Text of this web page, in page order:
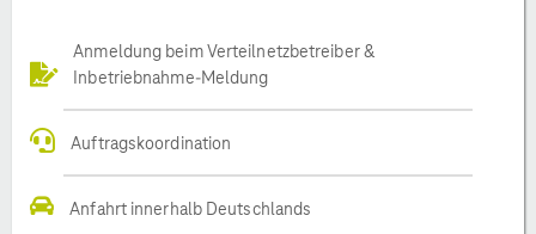
Anmeldung beim Verteilnetzbetreiber &
Inbetriebnahme-Meldung
Auftragskoordination
Anfahrt innerhalb Deutschlands